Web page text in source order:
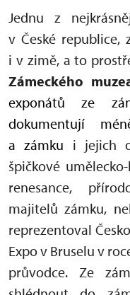
Jednu z
v České republice,
i v zimě, a to
Zámeckého
exponátů ze
dokumentují
a zámku i jejich
špičkové
renesance,
majitelů zámku,
reprezentoval
Expo v Bruselu v
průvodce. Ze